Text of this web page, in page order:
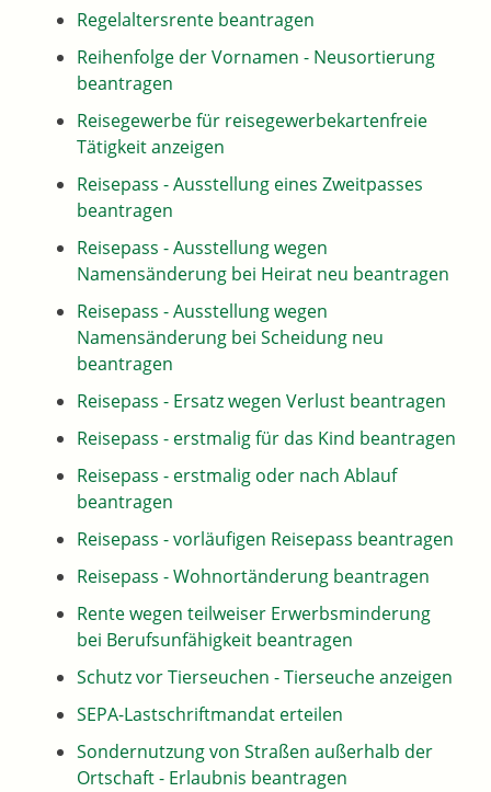
Regelaltersrente beantragen
Reihenfolge der Vornamen - Neusortierung
beantragen
Reisegewerbe für reisegewerbekartenfreie
Tätigkeit anzeigen
Reisepass - Ausstellung eines Zweitpasses
beantragen
Reisepass - Ausstellung wegen
Namensänderung bei Heirat neu beantragen
Reisepass - Ausstellung wegen
Namensänderung bei Scheidung neu
beantragen
Reisepass - Ersatz wegen Verlust beantragen
Reisepass - erstmalig für das Kind beantragen
Reisepass - erstmalig oder nach Ablauf
beantragen
Reisepass - vorläufigen Reisepass beantragen
Reisepass - Wohnortänderung beantragen
Rente wegen teilweiser Erwerbsminderung
bei Berufsunfähigkeit beantragen
Schutz vor Tierseuchen - Tierseuche anzeigen
SEPA-Lastschriftmandat erteilen
Sondernutzung von Straßen außerhalb der
Ortschaft - Erlaubnis beantragen